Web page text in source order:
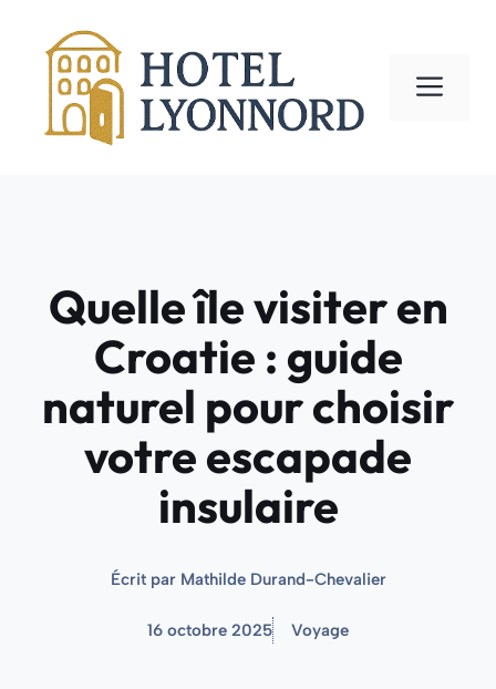
contenu
Quelle île visiter en
Croatie : guide
naturel pour choisir
votre escapade
insulaire
Écrit par Mathilde Durand-Chevalier
16 octobre 2025 Voyage